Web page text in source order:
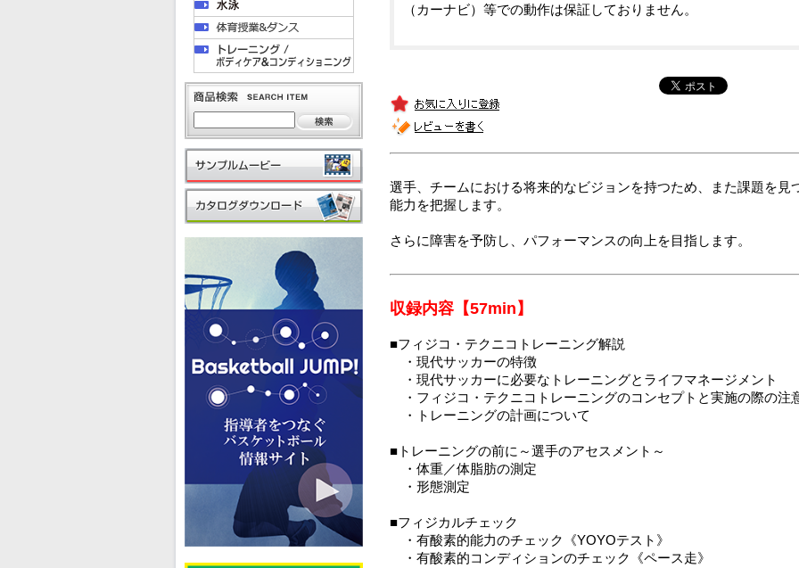
（カーナビ）等での動作は保証しておりません。
選手、チームにおける将来的なビジョンを持つため、また課題を見
能力を把握します。
さらに障害を予防し、パフォーマンスの向上を目指します。
収録内容【57min】
■フィジコ・テクニコトレーニング解説
・現代サッカーの特徴
・現代サッカーに必要なトレーニングとライフマネージメント
・フィジコ・テクニコトレーニングのコンセプトと実施の際の注
・トレーニングの計画について
■トレーニングの前に～選手のアセスメント～
・体重／体脂肪の測定
・形態測定
■フィジカルチェック
・有酸素的能力のチェック《YOYOテスト》
・有酸素的コンディションのチェック《ペース走》